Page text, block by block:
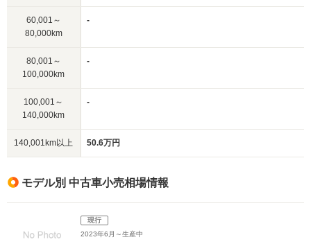
60,001～
80,000km
-
80,001～
100,000km
-
100,001～
140,000km
-
140,001km以上 50.6万円
モデル別 中古車小売相場情報
現行
2023年6月～生産中